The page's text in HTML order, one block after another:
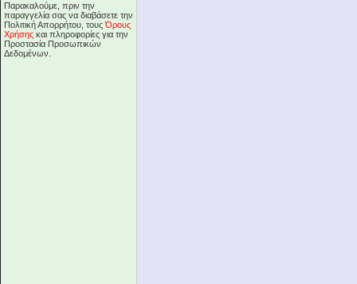
Παρακαλούμε, πριν την
παραγγελία σας να διαβάσετε την
Πολιτική Απορρήτου, τουςΌρους
Χρήσης και πληροφορίες για την
Προστασία Προσωπικών
Δεδομένων.